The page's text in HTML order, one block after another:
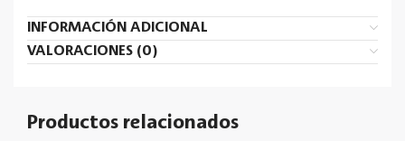
INFORMACIÓN ADICIONAL
VALORACIONES (0)
Productos relacionados